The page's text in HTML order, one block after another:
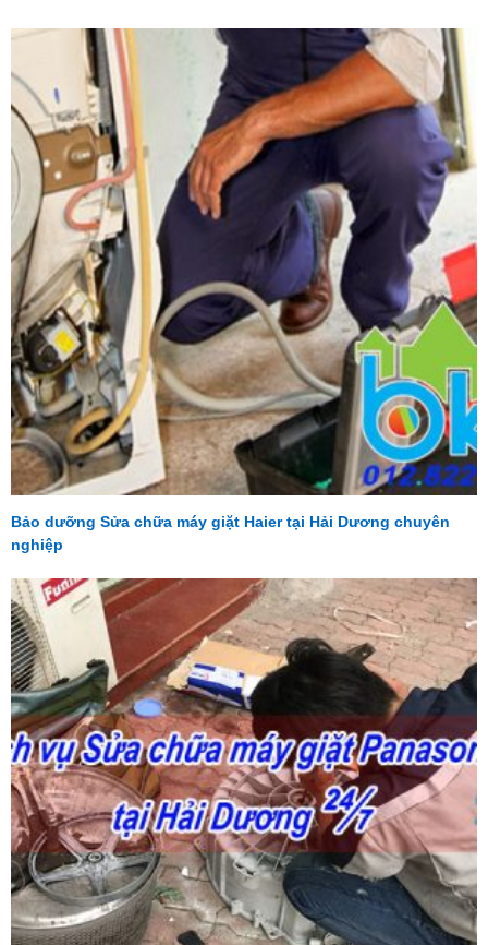
Bảo dưỡng Sửa chữa máy giặt Haier tại Hải Dương chuyên
nghiệp